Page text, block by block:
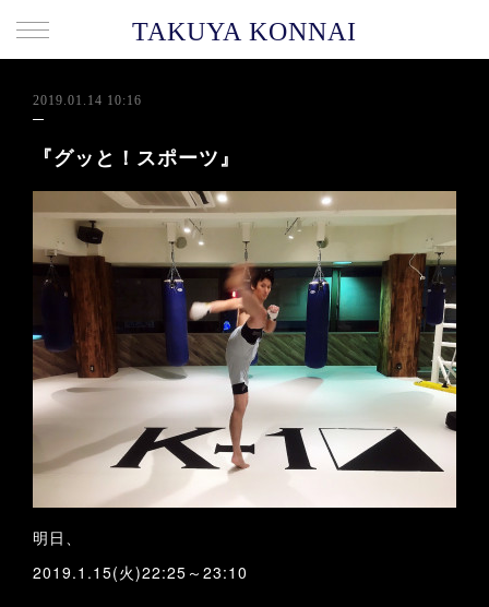
TAKUYA KONNAI
2019.01.14 10:16
『グッと！スポーツ』
明日、
2019.1.15(火)22:25～23:10